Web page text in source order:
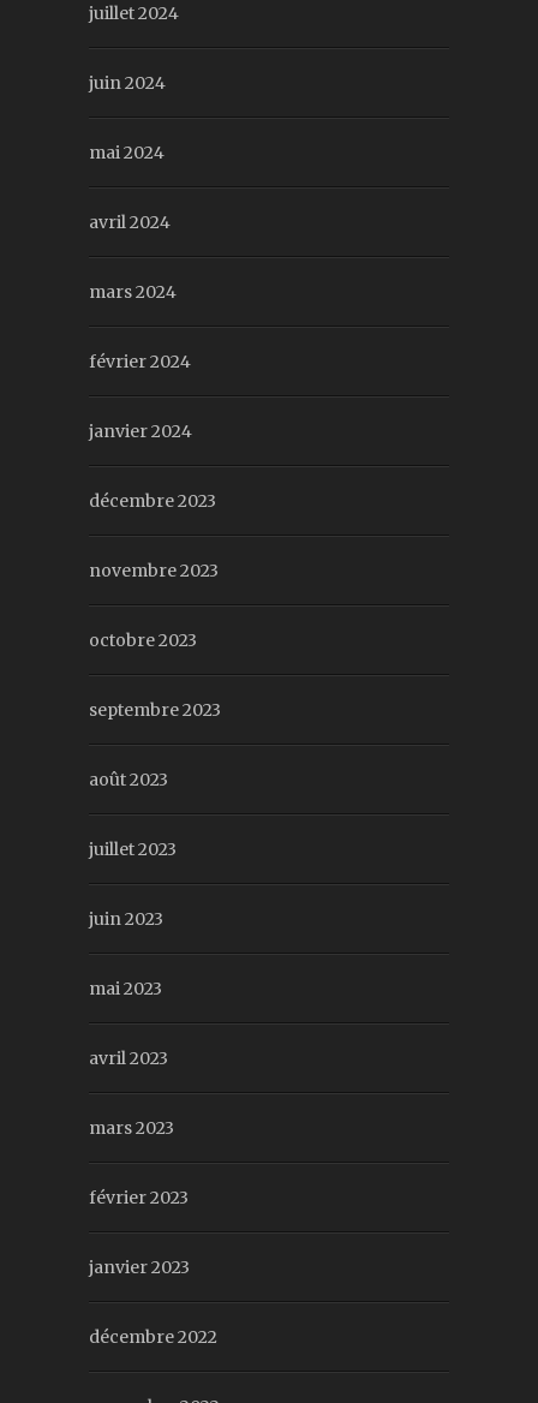
juillet 2024
juin 2024
mai 2024
avril 2024
mars 2024
février 2024
janvier 2024
décembre 2023
novembre 2023
octobre 2023
septembre 2023
août 2023
juillet 2023
juin 2023
mai 2023
avril 2023
mars 2023
février 2023
janvier 2023
décembre 2022